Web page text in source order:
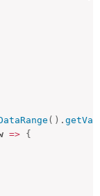
( ) .
=>
{